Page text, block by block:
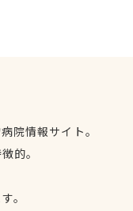
院情報サイト。
的。
。